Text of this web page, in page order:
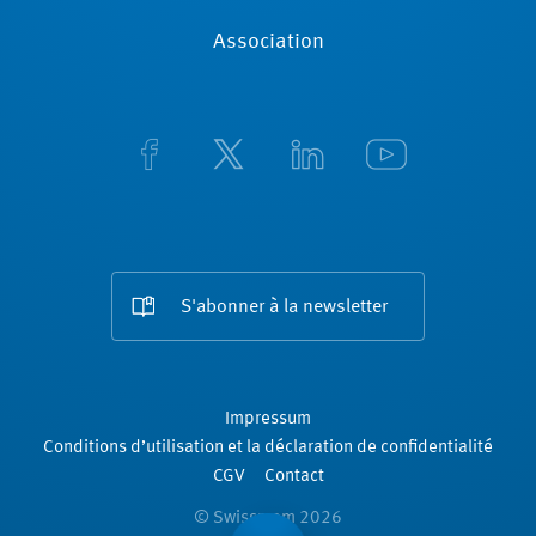
Association
S'abonner à la newsletter
Impressum
Conditions d’utilisation et la déclaration de confidentialité
CGV
Contact
© Swissmem 2026